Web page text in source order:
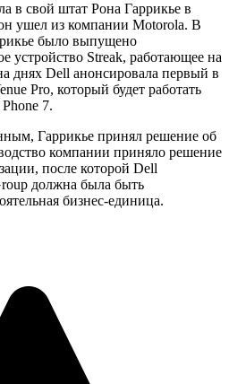
в свой штат Рона Гаррикье в
ушел из компании Motorola. В
было выпущено
устройство Streаk, работающее на
днях Dell анонсировала первый в
Pro, который будет работать
7.
Гаррикье принял решение об
компании приняло решение
после которой Dell
должна была быть
бизнес-единица.